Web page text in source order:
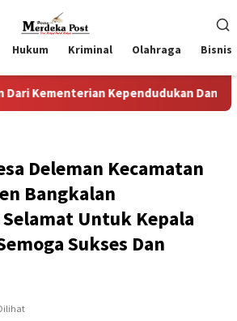
Hukum Kriminal Olahraga Bisnis
Kependudukan Dan Pembangunan
Deleman Kecamatan
Bangkalan
Untuk Kepala
Sukses Dan